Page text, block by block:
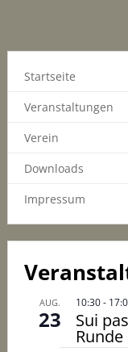
Startseite
Veranstaltungen
Verein
Downloads
Impressum
AUG.
23
10:30-
Sui
Runde